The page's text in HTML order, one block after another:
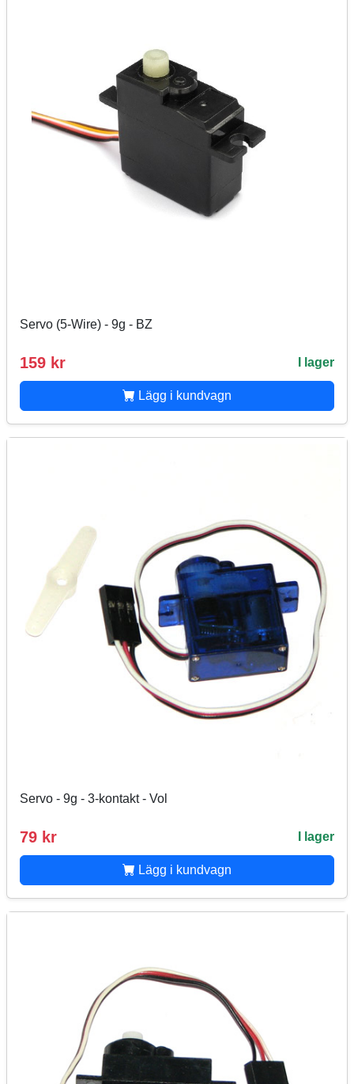
Servo (5-Wire) - 9g - BZ
159 kr I lager
Lägg i kundvagn
Servo - 9g - 3-kontakt - Vol
79 kr I lager
Lägg i kundvagn